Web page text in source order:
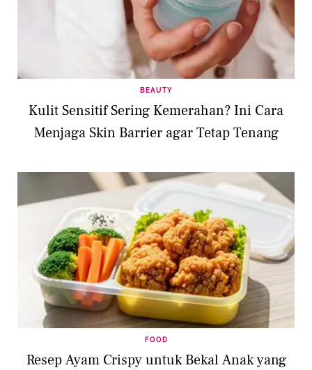
BEAUTY
Kulit Sensitif Sering Kemerahan? Ini Cara
Menjaga Skin Barrier agar Tetap Tenang
FOOD
Resep Ayam Crispy untuk Bekal Anak yang